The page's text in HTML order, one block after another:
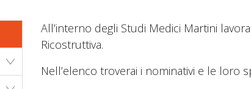
All’interno degli Studi Medici Martini
Ricostruttiva.
Nell’elenco troverai i nominativi e le loro